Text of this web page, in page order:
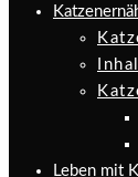
Leben mit